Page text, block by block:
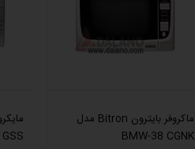
ماکروفر بایترون Bitron مدل
BMW-38 CGNK